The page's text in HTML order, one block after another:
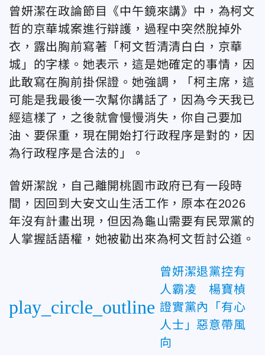
曾妍潔在政論節目《中午鏡來講》中，為柯文
哲的京華城案進行辯護，過程中突然脫掉外
衣，露出胸前寫著「柯文哲清清白白，京華
城」的字樣。她表示，這是她確定的事情，因
此敢寫在胸前掛保證。她強調，「柯主席，這
可能是我最後一次幫你講話了，因為今天我已
經這樣了，之後就會慢慢消失，你自己要加
油、要保重，現在開始打行政程序是對的，因
為行政程序是合法的」。
曾妍潔說，自己離開桃園市政府已有一段時
間，因回到大安文山生活工作，原本在2026
年沒有計畫出現，但因為龜山需要有民眾黨的
人掌握話語權，她被勸出來為柯文哲討公道。
play_circle_outline
曾妍潔退黨控有
人霸凌 楊寶楨
證實黨內「有心
人士」惡意帶風
向